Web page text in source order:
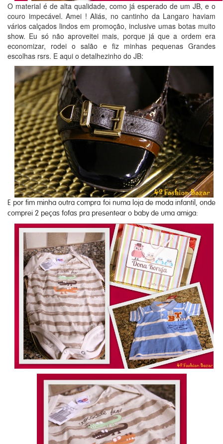
O material é de alta qualidade, como já esperado de um JB, e o
couro impecável. Amei ! Aliás, no cantinho da Langaro haviam
vários calçados lindos em promoção, inclusive umas botas muito
show. Eu só não aproveitei mais, porque já que a ordem era
economizar, rodei o salão e fiz minhas pequenas Grandes
escolhas rsrs. E aqui o detalhezinho do JB:
E por fim minha outra compra foi numa loja de moda infantil, onde
comprei 2 peças fofas pra presentear o baby de uma amiga: